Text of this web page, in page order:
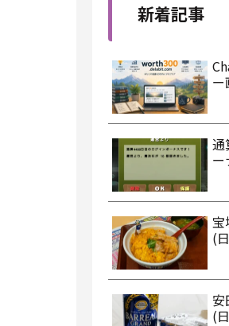
新着記事
ー
通
ー
宝
(
安
(